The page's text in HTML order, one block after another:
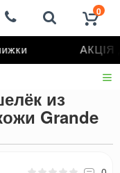
АКЦІЯ
0
из
Grande